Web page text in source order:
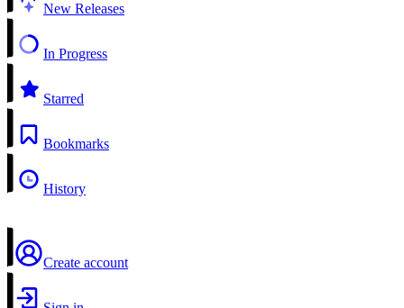
New Releases
In Progress
Starred
Bookmarks
History
Create account